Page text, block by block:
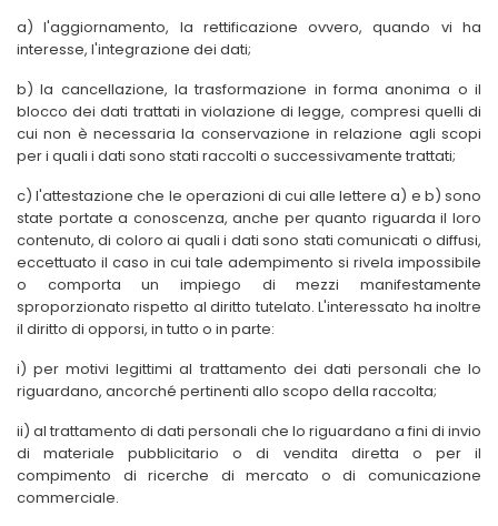
a) l'aggiornamento, la rettificazione ovvero, quando vi ha
interesse, l'integrazione dei dati;
b) la cancellazione, la trasformazione in forma anonima o il
blocco dei dati trattati in violazione di legge, compresi quelli di
cui non è necessaria la conservazione in relazione agli scopi
per i quali i dati sono stati raccolti o successivamente trattati;
c) l'attestazione che le operazioni di cui alle lettere a) e b) sono
state portate a conoscenza, anche per quanto riguarda il loro
contenuto, di coloro ai quali i dati sono stati comunicati o diffusi,
eccettuato il caso in cui tale adempimento si rivela impossibile
o comporta un impiego di mezzi manifestamente
sproporzionato rispetto al diritto tutelato. L'interessato ha inoltre
il diritto di opporsi, in tutto o in parte:
i) per motivi legittimi al trattamento dei dati personali che lo
riguardano, ancorché pertinenti allo scopo della raccolta;
ii) al trattamento di dati personali che lo riguardano a fini di invio
di materiale pubblicitario o di vendita diretta o per il
compimento di ricerche di mercato o di comunicazione
commerciale.